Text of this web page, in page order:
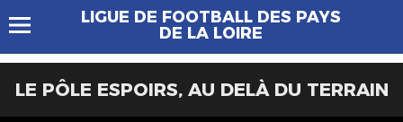
LIGUE DE FOOTBALL DES PAYS
DE LA LOIRE
LE PÔLE ESPOIRS, AU DELÀ DU TERRAIN